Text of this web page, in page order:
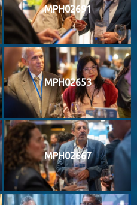
MPH02691
MPH02653
MPH02667